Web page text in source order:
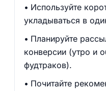
Используйте
укладываться в
Планируйте
конверсии (утро и
фудтраков).
Почитайте